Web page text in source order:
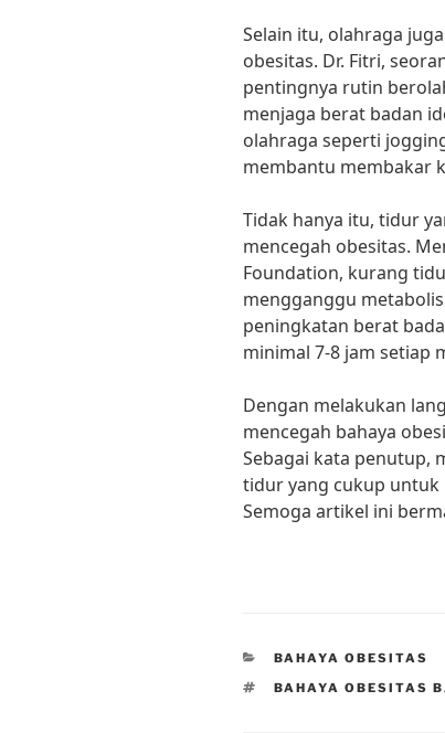
Selain itu, olahraga
obesitas. Dr. Fitri,
pentingnya rutin
menjaga berat badan
olahraga seperti
membantu membakar
Tidak hanya itu, tidur
mencegah obesitas.
Foundation, kurang
mengganggu
peningkatan berat
minimal 7-8 jam setiap
Dengan melakukan
mencegah bahaya
Sebagai kata penutup,
tidur yang cukup untuk
Semoga artikel ini
CATEGORIES
BAHAYA OBESITAS
TAGS
BAHAYA OBESITAS